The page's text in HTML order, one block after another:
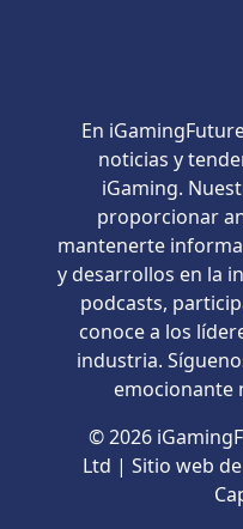
En
noticias y
iGaming.
proporcionar
mantenerte
y desarrollos en la
podcasts,
conoce a los
industria.
emocionante
© 2026
Ltd | Sitio web